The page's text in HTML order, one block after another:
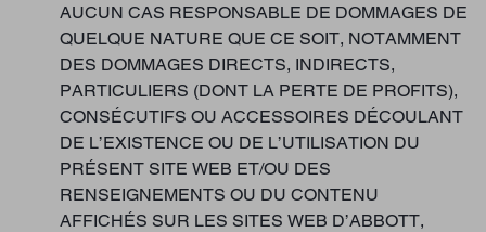
AUCUN CAS RESPONSABLE DE DOMMAGES DE
QUELQUE NATURE QUE CE SOIT, NOTAMMENT
DES DOMMAGES DIRECTS, INDIRECTS,
PARTICULIERS (DONT LA PERTE DE PROFITS),
CONSÉCUTIFS OU ACCESSOIRES DÉCOULANT
DE L’EXISTENCE OU DE L’UTILISATION DU
PRÉSENT SITE WEB ET/OU DES
RENSEIGNEMENTS OU DU CONTENU
AFFICHÉS SUR LES SITES WEB D’ABBOTT,